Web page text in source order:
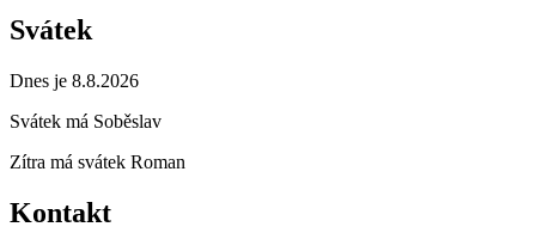
Svátek
Dnes je 8.8.2026
Svátek má Soběslav
Zítra má svátek Roman
Kontakt